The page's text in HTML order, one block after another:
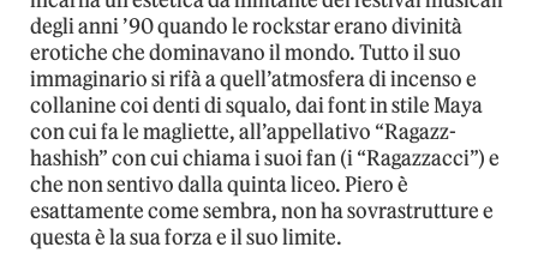
degli anni ’90 quando le rockstar erano divinità
erotiche che dominavano il mondo. Tutto il suo
immaginario si rifà a quell’atmosfera di incenso e
collanine coi denti di squalo, dai font in stile Maya
con cui fa le magliette, all’appellativo “Ragazz-
hashish” con cui chiama i suoi fan (i “Ragazzacci”) e
che non sentivo dalla quinta liceo. Piero è
esattamente come sembra, non ha sovrastrutture e
questa è la sua forza e il suo limite.